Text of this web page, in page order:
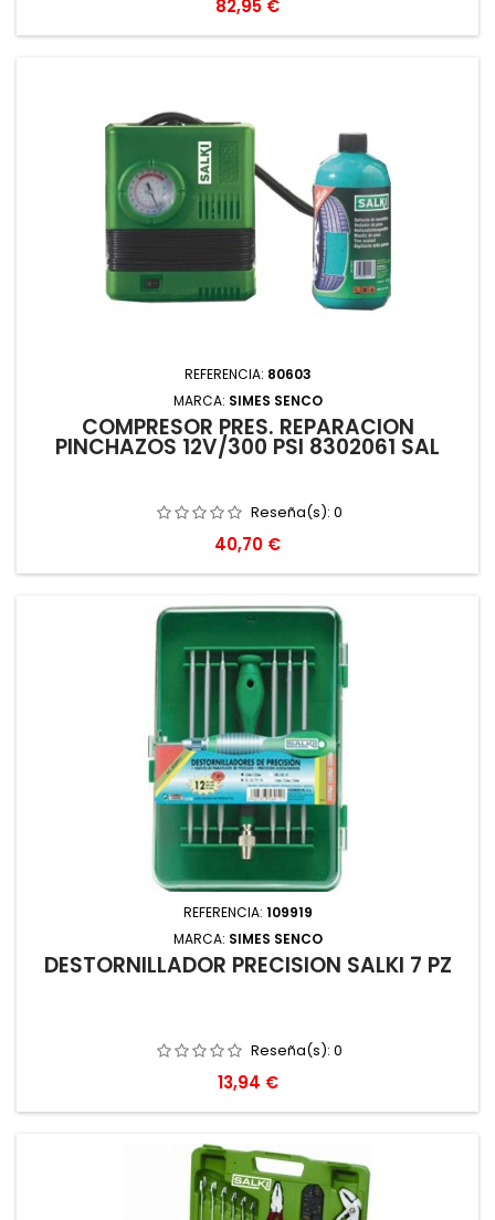
Precio
82,95 €
REFERENCIA: 80603
MARCA: SIMES SENCO
COMPRESOR PRES. REPARACION
PINCHAZOS 12V/300 PSI 8302061 SAL
Reseña(s): 0
Precio
40,70 €
REFERENCIA: 109919
MARCA: SIMES SENCO
DESTORNILLADOR PRECISION SALKI 7 PZ
Reseña(s): 0
Precio
13,94 €